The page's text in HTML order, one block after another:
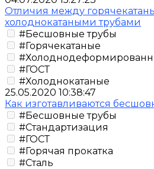
Отличия между
холоднокатаными трубами
#Бесшовные трубы
#Горячекатаные
#ГОСТ
#Холоднокатаные
25.05.2020 10:38:47
Как изготавливаются
#Бесшовные трубы
#Стандартизация
#ГОСТ
#Горячая прокатка
#Сталь